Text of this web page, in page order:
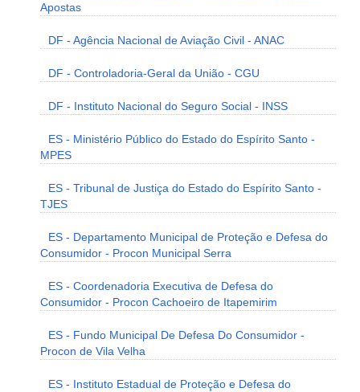
Apostas
DF - Agência Nacional de Aviação Civil - ANAC
DF - Controladoria-Geral da União - CGU
DF - Instituto Nacional do Seguro Social - INSS
ES - Ministério Público do Estado do Espírito Santo -
MPES
ES - Tribunal de Justiça do Estado do Espírito Santo -
TJES
ES - Departamento Municipal de Proteção e Defesa do
Consumidor - Procon Municipal Serra
ES - Coordenadoria Executiva de Defesa do
Consumidor - Procon Cachoeiro de Itapemirim
ES - Fundo Municipal De Defesa Do Consumidor -
Procon de Vila Velha
ES - Instituto Estadual de Proteção e Defesa do